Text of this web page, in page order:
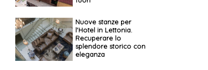
Nuove stanze per
l'Hotel in Lettonia.
Recuperare lo
splendore storico con
eleganza